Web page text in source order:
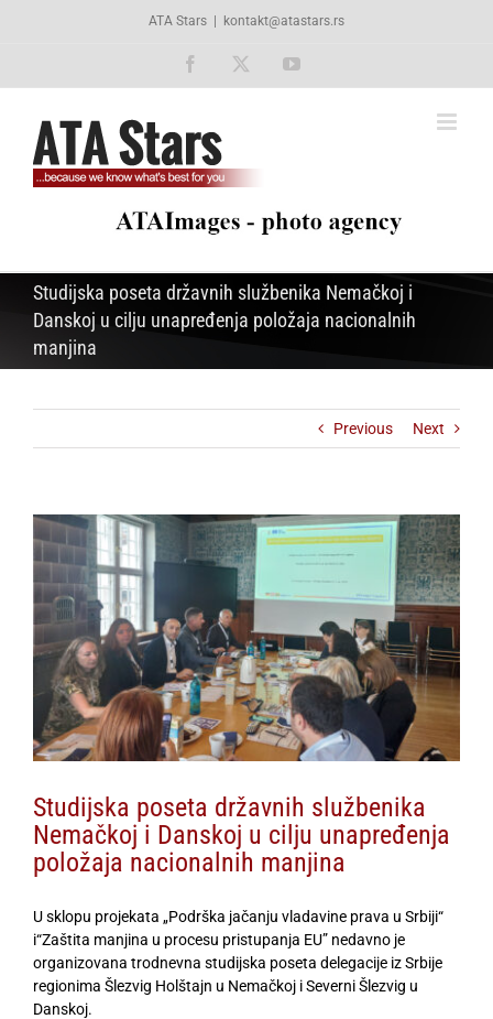
ATA Stars kontakt@atastars.rs
Facebook YouTube
Studijska poseta državnih službenika Nemačkoj i
Danskoj u cilju unapređenja položaja nacionalnih
manjina
Previous Next
View
Larger
Image
Studijska poseta državnih službenika
Nemačkoj i Danskoj u cilju unapređenja
položaja nacionalnih manjina
U sklopu projekata „Podrška jačanju vladavine prava u Srbiji“
i“Zaštita manjina u procesu pristupanja EU” nedavno je
organizovana trodnevna studijska poseta delegacije iz Srbije
regionima Šlezvig Holštajn u Nemačkoj i Severni Šlezvig u
Danskoj.